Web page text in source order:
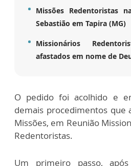
Missões Redentoristas
Sebastião em Tapira (MG)
Missionários
afastados em nome de
O pedido foi acolhido e
demais procedimentos que
Missões, em Reunião
Redentoristas.
Um primeiro passo,